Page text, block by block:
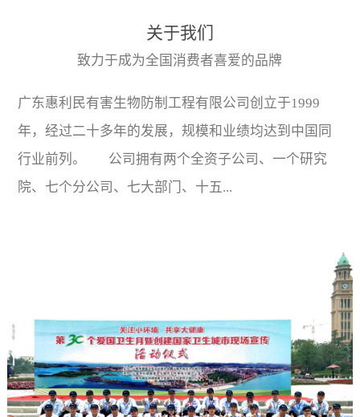
关于我们
致力于成为全国消费者喜爱的品牌
广东惠利民有害生物防制工程有限公司创立于1999
年，经过二十多年的发展，规模和业绩均达到中国同
行业前列。 公司拥有两个全资子公司、一个研究
院、七个分公司、七大部门、十五...